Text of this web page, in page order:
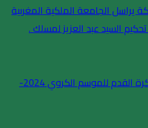
يراسل الجامعة الملكية المغربية
السيد عبد العزيز لمسلك .
افتتاح التسجيل بمدرسة كرة القدم للموسم الكروي 2024-